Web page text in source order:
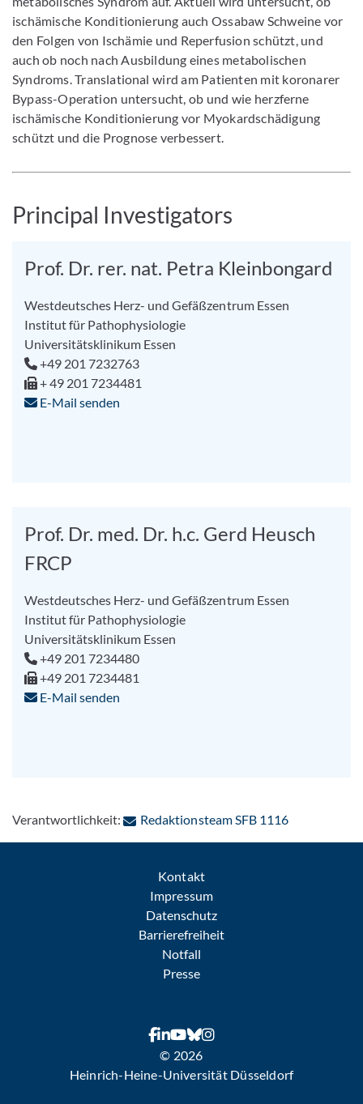
ischämische Konditionierung auch Ossabaw Schweine vor
den Folgen von Ischämie und Reperfusion schützt, und
auch ob noch nach Ausbildung eines metabolischen
Syndroms. Translational wird am Patienten mit koronarer
Bypass-Operation untersucht, ob und wie herzferne
ischämische Konditionierung vor Myokardschädigung
schützt und die Prognose verbessert.
Principal Investigators
Prof. Dr. rer. nat. Petra Kleinbongard
Westdeutsches Herz- und Gefäßzentrum Essen
Institut für Pathophysiologie
Universitätsklinikum Essen
+49 201 7232763
+ 49 201 7234481
E-Mail senden
Prof. Dr. med. Dr. h.c. Gerd Heusch
FRCP
Westdeutsches Herz- und Gefäßzentrum Essen
Institut für Pathophysiologie
Universitätsklinikum Essen
+49 201 7234480
+49 201 7234481
E-Mail senden
Verantwortlichkeit: Redaktionsteam SFB 1116: Per E-Mail
Kontakt
Impressum
Datenschutz
Barrierefreiheit
Notfall
Presse
© 2026
Heinrich-Heine-Universität Düsseldorf